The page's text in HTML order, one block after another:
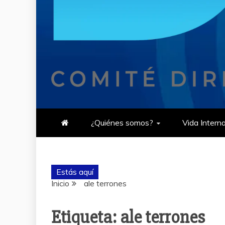
¿Quiénes somos? Vida
Estás aquí
Inicio
ale terrones
Etiqueta: ale terrones